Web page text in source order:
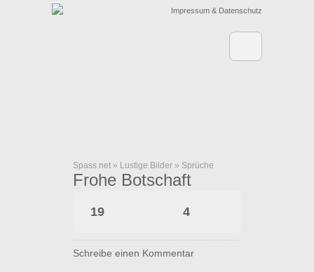
Impressum & Datenschutz
Spass.net » Lustige Bilder » Sprüche
Frohe Botschaft
19 4
Schreibe einen Kommentar